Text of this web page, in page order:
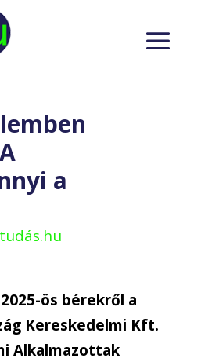
a
tudás.hu
ös bérekről a
Kereskedelmi Kft.
Alkalmazottak